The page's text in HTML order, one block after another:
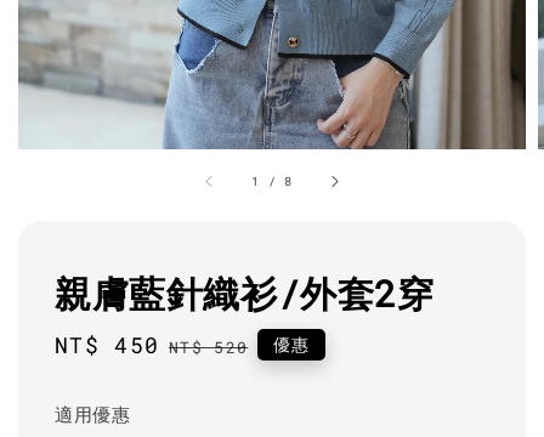
1 / 8
親膚藍針織衫/外套2穿
Sale
NT$ 450 Regular
NT$ 520 優惠
適用優惠